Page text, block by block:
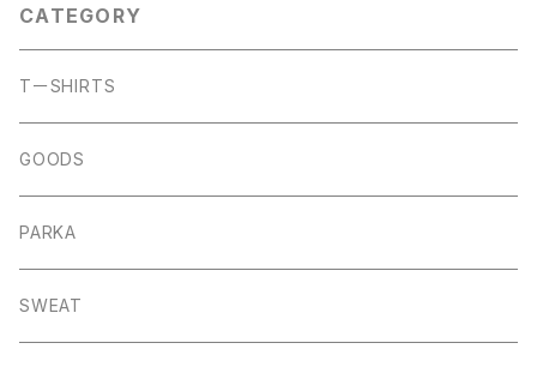
CATEGORY
TーSHIRTS
GOODS
PARKA
SWEAT